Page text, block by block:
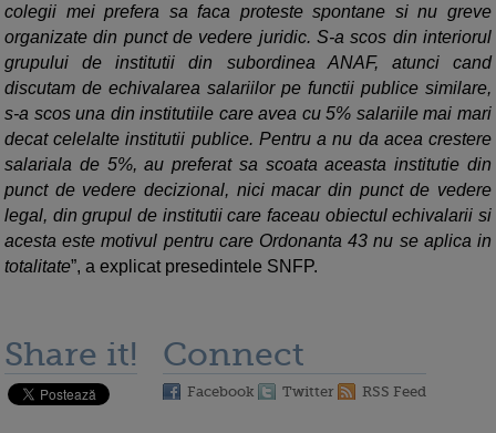
colegii mei prefera sa faca proteste spontane si nu greve
organizate din punct de vedere juridic. S-a scos din interiorul
grupului de institutii din subordinea ANAF, atunci cand
discutam de echivalarea salariilor pe functii publice similare,
s-a scos una din institutiile care avea cu 5% salariile mai mari
decat celelalte institutii publice. Pentru a nu da acea crestere
salariala de 5%, au preferat sa scoata aceasta institutie din
punct de vedere decizional, nici macar din punct de vedere
legal, din grupul de institutii care faceau obiectul echivalarii si
acesta este motivul pentru care Ordonanta 43 nu se aplica in
totalitate”, a explicat presedintele SNFP.
Share it! Connect
Facebook Twitter RSS Feed